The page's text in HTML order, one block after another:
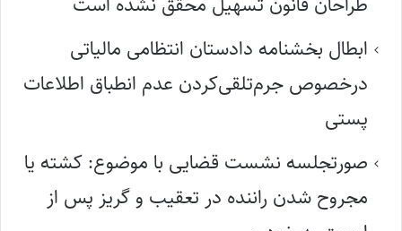
ابطال بخشنامه دادستان انتظامی مالیاتی
درخصوص جرم‌تلقی‌کردن عدم انطباق اطلاعات
پستی
صورتجلسه نشست قضایی با موضوع: کشته یا
مجروح شدن راننده در تعقیب و گریز پس از